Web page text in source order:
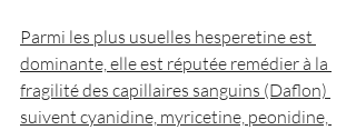
Parmi les plus usuelles hesperetine est
dominante, elle est réputée remédier à la
fragilité des capillaires sanguins (Daflon)
suivent cyanidine, myricetine, peonidine,